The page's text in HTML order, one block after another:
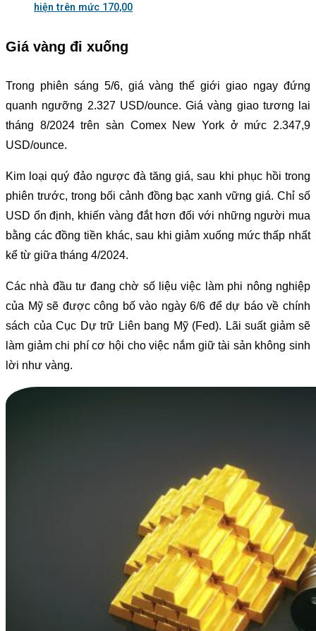
hiện trên mức 170,00
Giá vàng đi xuống
Trong phiên sáng 5/6, giá vàng thế giới giao ngay đứng
quanh ngưỡng 2.327 USD/ounce. Giá vàng giao tương lai
tháng 8/2024 trên sàn Comex New York ở mức 2.347,9
USD/ounce.
Kim loại quý đảo ngược đà tăng giá, sau khi phục hồi trong
phiên trước, trong bối cảnh đồng bạc xanh vững giá. Chỉ số
USD ổn định, khiến vàng đắt hơn đối với những người mua
bằng các đồng tiền khác, sau khi giảm xuống mức thấp nhất
kể từ giữa tháng 4/2024.
Các nhà đầu tư đang chờ số liệu việc làm phi nông nghiệp
của Mỹ sẽ được công bố vào ngày 6/6 để dự báo về chính
sách của Cục Dự trữ Liên bang Mỹ (Fed). Lãi suất giảm sẽ
làm giảm chi phí cơ hội cho việc nắm giữ tài sản không sinh
lời như vàng.